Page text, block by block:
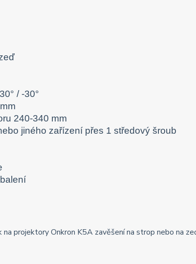
/ -30°
240-340 mm
jiného zařízení přes 1 středový šroub